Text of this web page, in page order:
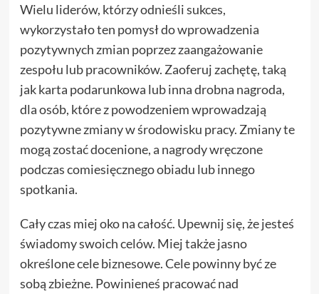
Wielu liderów, którzy odnieśli sukces,
wykorzystało ten pomysł do wprowadzenia
pozytywnych zmian poprzez zaangażowanie
zespołu lub pracowników. Zaoferuj zachętę, taką
jak karta podarunkowa lub inna drobna nagroda,
dla osób, które z powodzeniem wprowadzają
pozytywne zmiany w środowisku pracy. Zmiany te
mogą zostać docenione, a nagrody wręczone
podczas comiesięcznego obiadu lub innego
spotkania.
Cały czas miej oko na całość. Upewnij się, że jesteś
świadomy swoich celów. Miej także jasno
określone cele biznesowe. Cele powinny być ze
sobą zbieżne. Powinieneś pracować nad